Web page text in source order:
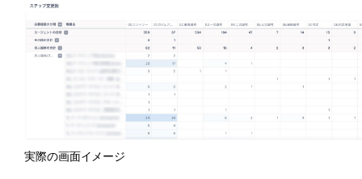
実際の画面イメージ